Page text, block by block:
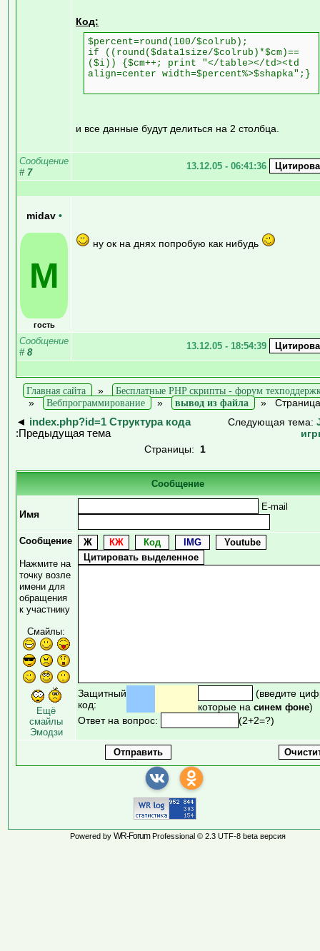
Код:
$percent=round(100/$colrub);
if ((round($data1size/$colrub)*$cm)==
($i)) {$cm++; print "</table></td><td
align=center width=$percent%>$shapka";}
и все данные будут делиться на 2 столбца.
Сообщение
# 7
13.12.05 - 06:41:36
midav •
M
гость
ну ок на днях попробую как нибудь
Сообщение
# 8
13.12.05 - 18:54:39
Главная сайта »
Бесплатные PHP скрипты - форум
»
Вебпрограммирование » вывод из файла »
◄ index.php?id=1 Структура кода
:Предыдущая тема
Следующая тема:
Страницы: 1
Сообщение
Имя
E-mail
Сообщение
Нажмите на
точку возле
имени для
обращения
к участнику
Смайлы:
Ещё
смайлы
Эмодзи
Защитный
код:
(введите
которые на синем фоне)
Ответ на вопрос:
(2+2=?)
Powered by WR-ForumProfessional © 2.3 UTF-8 beta версия